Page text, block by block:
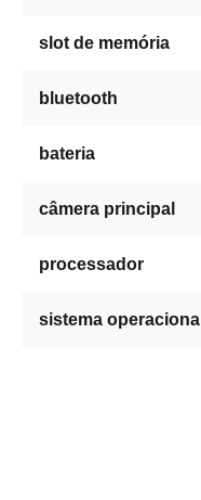
slot de memória
bluetooth
bateria
câmera principal
processador
sistema operacional